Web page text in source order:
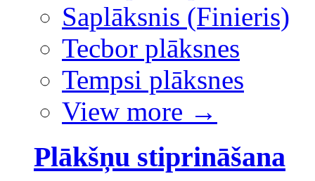
Saplāksnis (Finieris)
Tecbor plāksnes
Tempsi plāksnes
View more →
Plākšņu stiprināšana